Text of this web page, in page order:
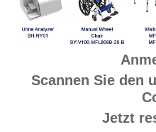
Scannen Sie den
Jetzt